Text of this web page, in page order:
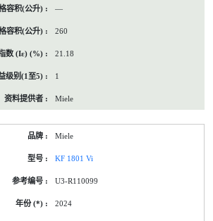
—
260
21.18
1
Miele
Miele
KF 1801 Vi
U3-R110099
2024